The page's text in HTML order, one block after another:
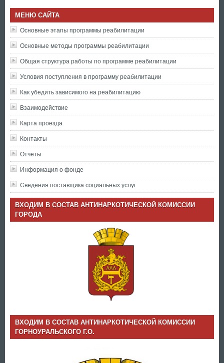
МЕНЮ САЙТА
Основные этапы программы реабилитации
Основные методы программы реабилитации
Общая структура работы по программе реабилитации
Условия поступления в программу реабилитации
Как убедить зависимого на реабилитацию
Взаимодействие
Карта проезда
Контакты
Отчеты
Информация о фонде
Cведения поставщика социальных услуг
ВХОДИМ В СОСТАВ АНТИНАРКОТИЧЕСКОЙ КОМИССИИ
ГОРОДА
ВХОДИМ В СОСТАВ АНТИНАРКОТИЧЕСКОЙ КОМИССИИ
ГОРНОУРАЛЬСКОГО Г.О.